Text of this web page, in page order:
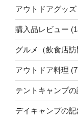
アウトドアグッズ
購入品レビュー
グルメ（飲食店訪
アウトドア料理
テントキャンプ
デイキャンプの記